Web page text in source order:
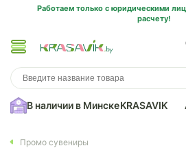
Работаем только с юридическими
расчету!
В наличии в МинскеKRASAVIK
Промо сувениры